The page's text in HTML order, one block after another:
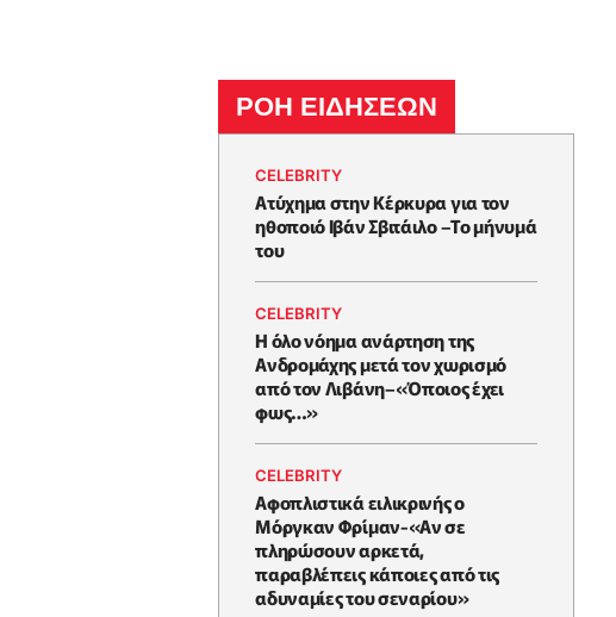
ΡΟΗ ΕΙΔΗΣΕΩΝ
CELEBRITY
Ατύχημα στην Κέρκυρα για τον
ηθοποιό Ιβάν Σβιτάιλο –Το μήνυμά
του
CELEBRITY
Η όλο νόημα ανάρτηση της
Ανδρομάχης μετά τον χωρισμό
από τον Λιβάνη–«Όποιος έχει
φως…»
CELEBRITY
Αφοπλιστικά ειλικρινής ο
Μόργκαν Φρίμαν-«Αν σε
πληρώσουν αρκετά,
παραβλέπεις κάποιες από τις
αδυναμίες του σεναρίου»